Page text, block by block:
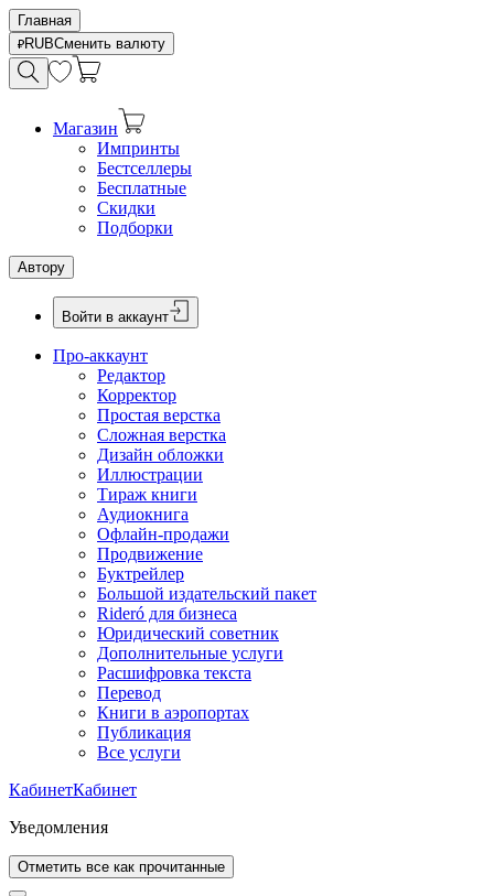
Главная
RUBСменить валюту
Магазин
Импринты
Бестселлеры
Бесплатные
Скидки
Подборки
Автору
Войти в аккаунт
Про-аккаунт
Редактор
Корректор
Простая верстка
Сложная верстка
Дизайн обложки
Иллюстрации
Тираж книги
Аудиокнига
Офлайн-продажи
Продвижение
Буктрейлер
Большой издательский пакет
Rideró для бизнеса
Юридический советник
Дополнительные услуги
Расшифровка текста
Перевод
Книги в аэропортах
Публикация
Все услуги
КабинетКабинет
Уведомления
Отметить все как прочитанные